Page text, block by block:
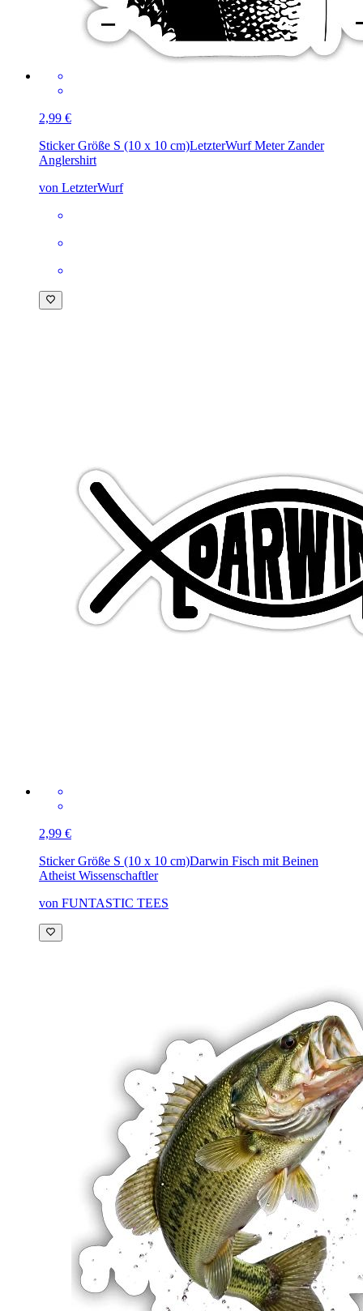
2,99 €
Sticker Größe S (10 x 10 cm)LetzterWurf Meter Zander
Anglershirt
von LetzterWurf
2,99 €
Sticker Größe S (10 x 10 cm)Darwin Fisch mit Beinen
Atheist Wissenschaftler
von FUNTASTIC TEES